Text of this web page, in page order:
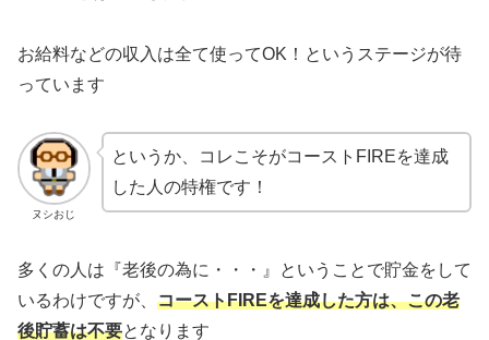
お給料などの収入は全て使ってOK！というステージが待
っています
ヌシおじ
というか、コレこそがコーストFIREを達成
した人の特権です！
多くの人は『老後の為に・・・』ということで貯金をして
いるわけですが、 コーストFIREを達成した方は、この老
後貯蓄は不要となります